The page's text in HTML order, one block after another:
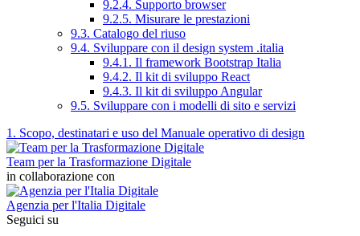
9.2.4. Supporto browser
9.2.5. Misurare le prestazioni
9.3. Catalogo del riuso
9.4. Sviluppare con il design system .italia
9.4.1. Il framework Bootstrap Italia
9.4.2. Il kit di sviluppo React
9.4.3. Il kit di sviluppo Angular
9.5. Sviluppare con i modelli di sito e servizi
1. Scopo, destinatari e uso del Manuale operativo di design
Team per la Trasformazione Digitale
in collaborazione con
Agenzia per l'Italia Digitale
Seguici su